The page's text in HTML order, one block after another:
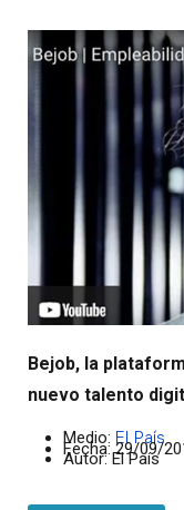
Bejob, la
nuevo talento
Medio: El País
Fecha: 29/09/
Autor: El País